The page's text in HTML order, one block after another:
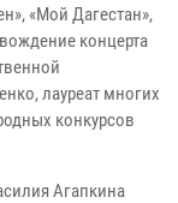
«Мой Дагестан»,
концерта
лауреат многих
конкурсов
Агапкина